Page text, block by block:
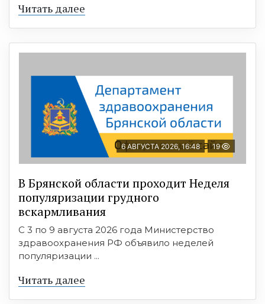
Читать далее
6 АВГУСТА 2026, 16:48 19
В Брянской области проходит Неделя
популяризации грудного
вскармливания
С 3 по 9 августа 2026 года Министерство
здравоохранения РФ объявило неделей
популяризации ...
Читать далее